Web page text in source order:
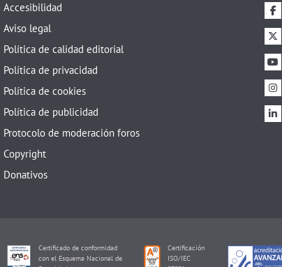
Accesibilidad
Aviso legal
Política de calidad editorial
Política de privacidad
Política de cookies
Política de publicidad
Protocolo de moderación foros
Copyright
Donativos
Certificado de conformidad
con el Esquema Nacional de
Certificación
ISO/IEC